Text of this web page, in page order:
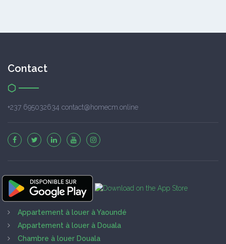
Contact
+237 695032634 contact@homecm.online
Appartement à louer à Yaoundé
Appartement à louer à Douala
Chambre à louer Douala